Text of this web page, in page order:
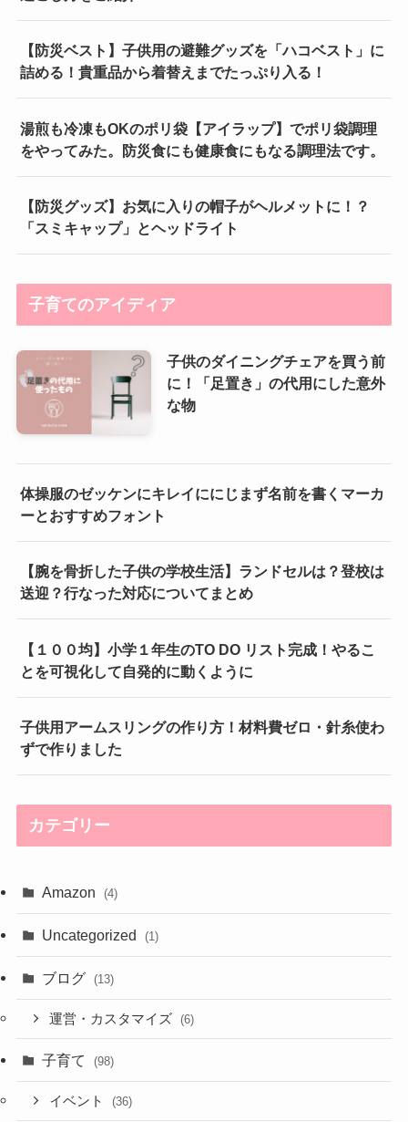
【防災ベスト】子供用の避難グッズを「ハコベスト」に
詰める！貴重品から着替えまでたっぷり入る！
湯煎も冷凍もOKのポリ袋【アイラップ】でポリ袋調理
をやってみた。防災食にも健康食にもなる調理法です。
【防災グッズ】お気に入りの帽子がヘルメットに！？
「スミキャップ」とヘッドライト
子育てのアイディア
子供のダイニングチェアを買う前
に！「足置き」の代用にした意外
な物
体操服のゼッケンにキレイににじまず名前を書くマーカ
ーとおすすめフォント
【腕を骨折した子供の学校生活】ランドセルは？登校は
送迎？行なった対応についてまとめ
【１００均】小学１年生のTO DO リスト完成！やるこ
とを可視化して自発的に動くように
子供用アームスリングの作り方！材料費ゼロ・針糸使わ
ずで作りました
カテゴリー
Amazon (4)
Uncategorized (1)
ブログ (13)
運営・カスタマイズ (6)
子育て (98)
イベント (36)